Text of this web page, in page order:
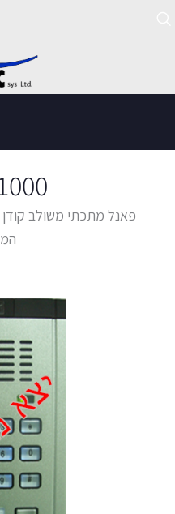
פאנל מתכתי משולב קודן